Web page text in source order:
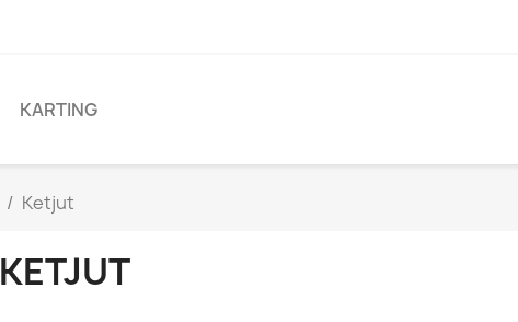
KARTING
Ketjut
KETJUT